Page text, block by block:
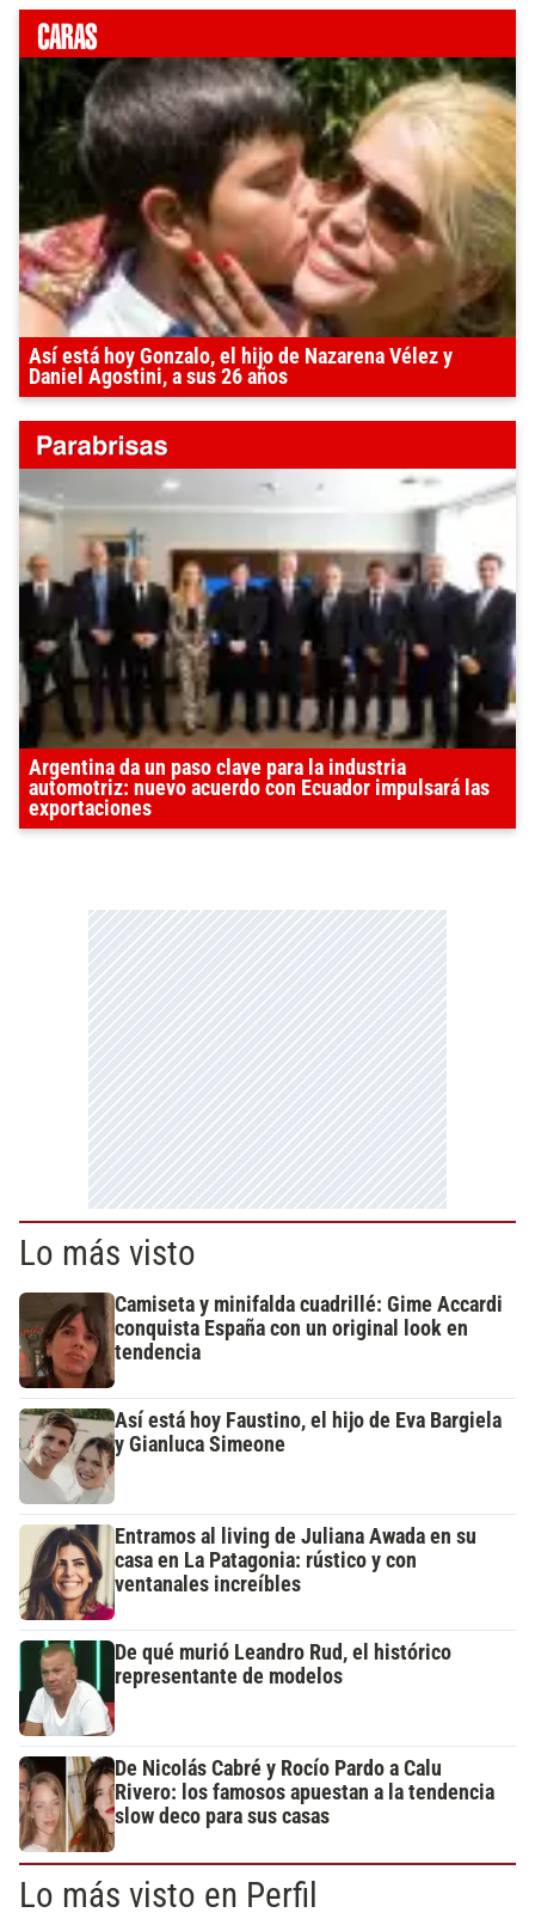
Así está hoy Gonzalo, el hijo de Nazarena Vélez y
Daniel Agostini, a sus 26 años
Argentina da un paso clave para la industria
automotriz: nuevo acuerdo con Ecuador impulsará las
exportaciones
Lo más visto
Camiseta y minifalda cuadrillé: Gime Accardi
conquista España con un original look en
tendencia
Así está hoy Faustino, el hijo de Eva Bargiela
y Gianluca Simeone
Entramos al living de Juliana Awada en su
casa en La Patagonia: rústico y con
ventanales increíbles
De qué murió Leandro Rud, el histórico
representante de modelos
De Nicolás Cabré y Rocío Pardo a Calu
Rivero: los famosos apuestan a la tendencia
slow deco para sus casas
Lo más visto en Perfil